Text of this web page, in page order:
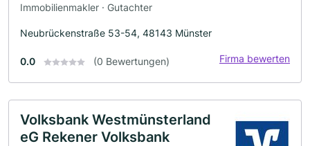
Immobilienmakler · Gutachter
Neubrückenstraße 53-54, 48143 Münster
0.0 (0 Bewertungen) Firma bewerten
Volksbank Westmünsterland
eG Rekener Volksbank